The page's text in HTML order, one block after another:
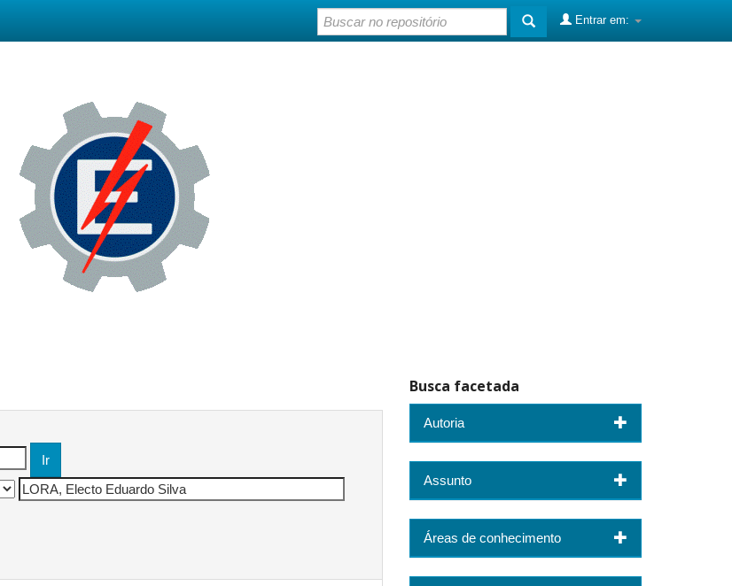
Entrar em:
Busca facetada
Autoria
Assunto
Áreas de conhecimento